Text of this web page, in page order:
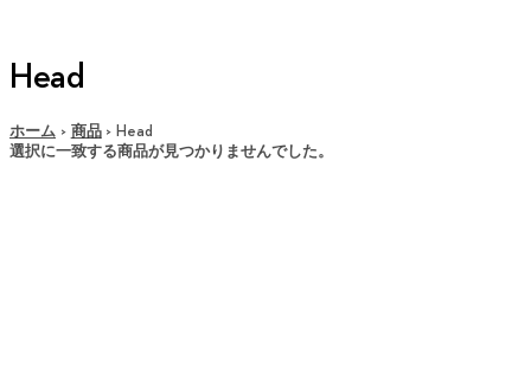
Head
ホーム 商品
Head
選択に一致する商品が見つかりませんでした。